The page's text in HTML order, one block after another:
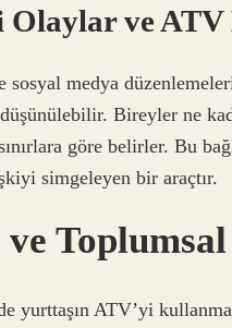
Olaylar ve
sosyal medya
Bireyler ne
göre belirler. Bu
simgeleyen bir araçtır.
Toplumsal
yurttaşın ATV’yi